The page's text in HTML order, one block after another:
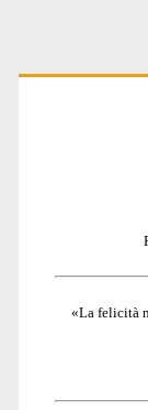
«La felicità